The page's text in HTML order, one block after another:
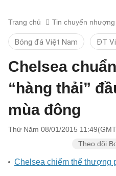
Trang chủ Tin chuyển nhượng
Bóng đá Việt Nam ĐT
Chelsea
“hàng thải”
mùa đông
Thứ Năm 08/01/2015
Theo dõi
Chelsea chiếm thế thượng